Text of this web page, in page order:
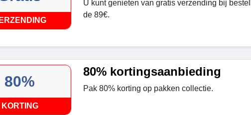
U kunt genieten van gratis verzending bij
de 89€.
80%
KORTING
80% kortingsaanbieding
Pak 80% korting op pakken collectie.